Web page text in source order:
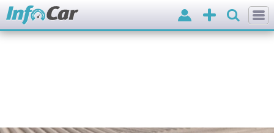
Додати
оголошення
Вхід